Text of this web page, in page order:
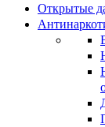
Открытые